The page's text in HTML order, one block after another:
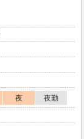
夜
夜勤